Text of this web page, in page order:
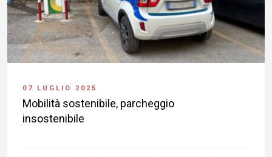
07 LUGLIO 2025
Mobilità sostenibile, parcheggio
insostenibile